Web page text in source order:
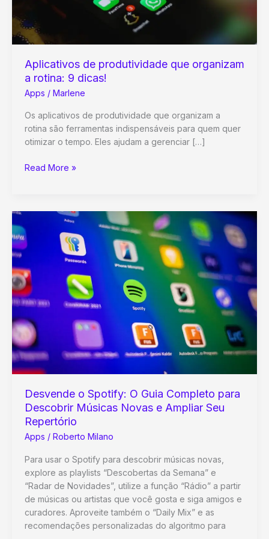
Aplicativos de produtividade que organizam
a rotina: 9 dicas!
Apps / Marlene
Os aplicativos de produtividade que organizam a
rotina são ferramentas indispensáveis para quem quer
otimizar o tempo. Eles ajudam a gerenciar […]
Aplicativos
organizam
a
rotina:
dicas!
Read More »
Desvende o Spotify: O Guia Completo para
Descobrir Músicas Novas e Ampliar Seu
Repertório
Apps / Roberto Milano
Para usar o Spotify para descobrir músicas novas,
explore as playlists “Descobertas da Semana” e
“Radar de Novidades”, utilize a função “Rádio” a partir
de músicas ou artistas que você gosta e siga amigos e
curadores. Aproveite também o “Daily Mix” e as
recomendações personalizadas do algoritmo para